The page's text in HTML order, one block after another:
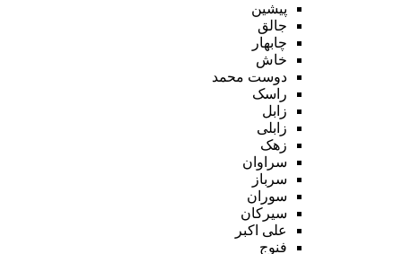
پیشین
جالق
چابهار
خاش
دوست محمد
راسک
زابل
زابلی
زهک
سراوان
سرباز
سوران
سیرکان
علی اکبر
فنوج